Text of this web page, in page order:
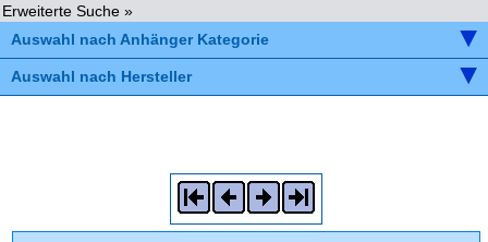
Erweiterte Suche »
Auswahl nach Anhänger Kategorie
Auswahl nach Hersteller